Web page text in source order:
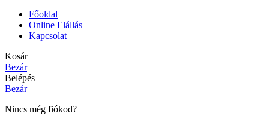
Főoldal
Online Elállás
Kapcsolat
Kosár
Bezár
Belépés
Bezár
Nincs még fiókod?